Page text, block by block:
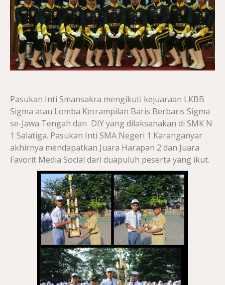
Pasukan Inti Smansakra mengikuti kejuaraan LKBB
Sigma atau Lomba Ketrampilan Baris Berbaris Sigma
se-Jawa Tengah dan DIY yang dilaksanakan di SMK N
1 Salatiga. Pasukan Inti SMA Negeri 1 Karanganyar
akhirnya mendapatkan Juara Harapan 2 dan Juara
Favorit Media Social dari duapuluh peserta yang ikut.